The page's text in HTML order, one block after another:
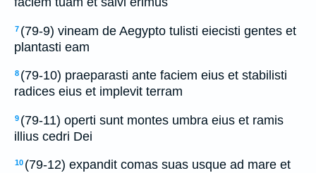
7 (79-9) vineam de Aegypto tulisti eiecisti gentes et
plantasti eam
8 (79-10) praeparasti ante faciem eius et stabilisti
radices eius et implevit terram
9 (79-11) operti sunt montes umbra eius et ramis
illius cedri Dei
10 (79-12) expandit comas suas usque ad mare et